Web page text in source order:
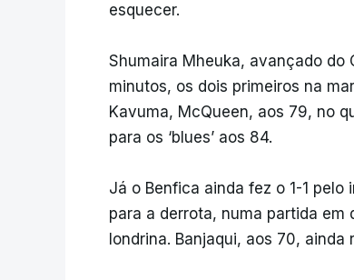
esquecer.
Shumaira Mheuka, avançado do
minutos, os dois primeiros na
Kavuma, McQueen, aos 79, no
para os ‘blues’ aos 84.
Já o Benfica ainda fez o 1-1
para a derrota, numa partida em
londrina. Banjaqui, aos 70, ainda